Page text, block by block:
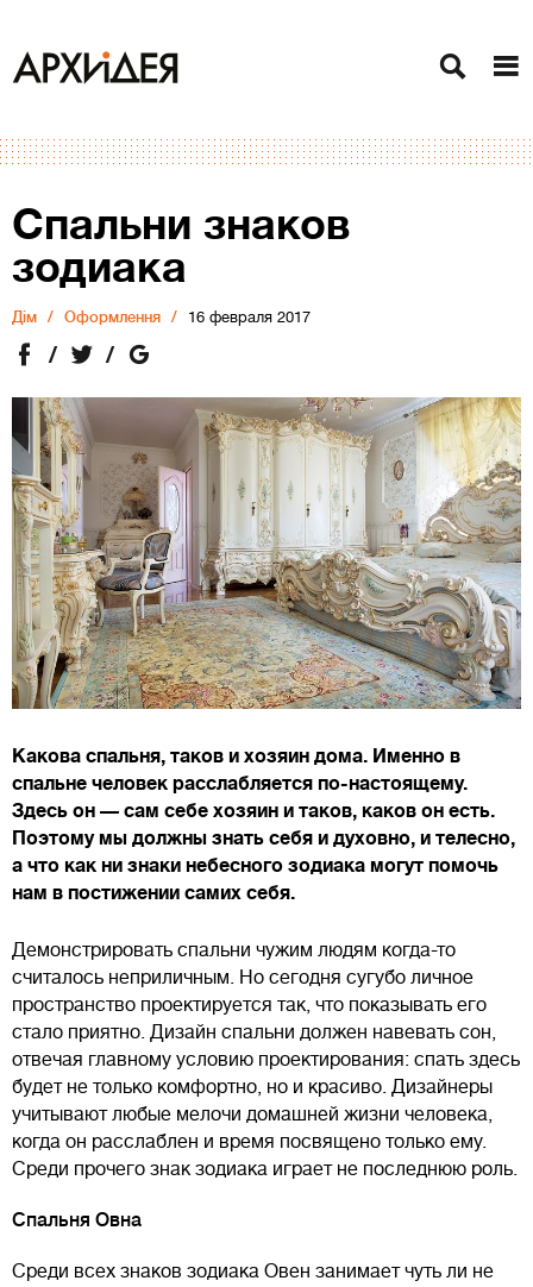
Спальни знаков
зодиака
Дiм Оформлення 16 февраля 2017
Какова спальня, таков и хозяин дома. Именно в
спальне человек расслабляется по-настоящему.
Здесь он — сам себе хозяин и таков, каков он есть.
Поэтому мы должны знать себя и духовно, и телесно,
а что как ни знаки небесного зодиака могут помочь
нам в постижении самих себя.
Демонстрировать спальни чужим людям когда-то
считалось неприличным. Но сегодня сугубо личное
пространство проектируется так, что показывать его
стало приятно. Дизайн спальни должен навевать сон,
отвечая главному условию проектирования: спать здесь
будет не только комфортно, но и красиво. Дизайнеры
учитывают любые мелочи домашней жизни человека,
когда он расслаблен и время посвящено только ему.
Среди прочего знак зодиака играет не последнюю роль.
Спальня Овна
Среди всех знаков зодиака Овен занимает чуть ли не